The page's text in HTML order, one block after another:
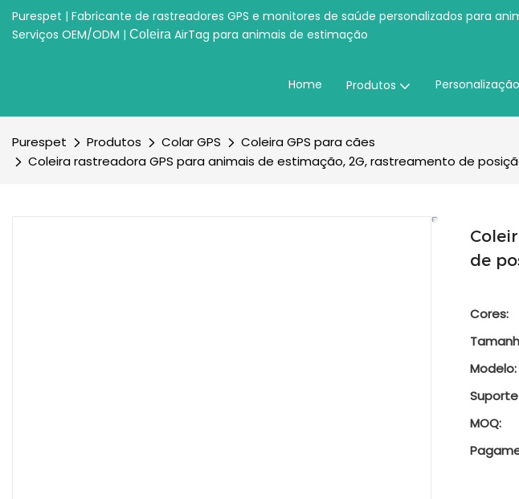
Purespet | Fabricante de rastreadores GPS e monitores de saúde personalizados para
Serviços OEM/ODM | Coleira AirTag para animais de estimação
Home Produtos Personalização
Purespet Produtos Colar GPS
Coleira GPS para cães
Coleira rastreadora GPS para animais de estimação, 2G, rastreamento de
de
Cores:
Modelo:
MOQ: